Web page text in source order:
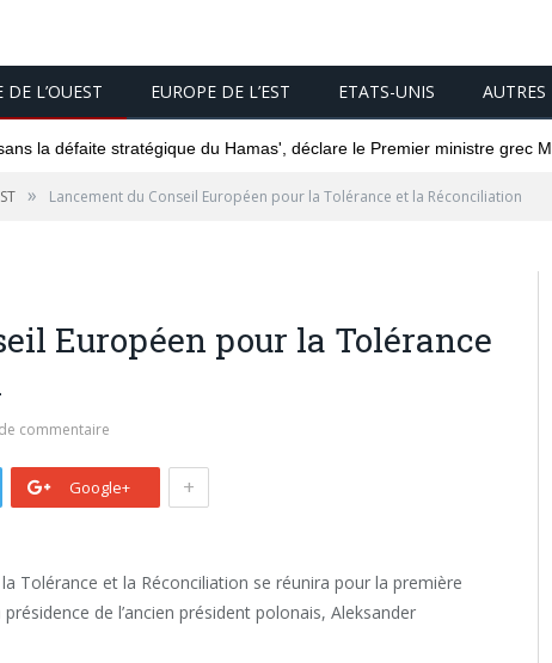
DE L’OUEST EUROPE DE L’EST ETATS-UNIS AUTRES
la défaite stratégique du Hamas', déclare le Premier ministre grec
» Lancement du Conseil Européen pour la Tolérance et la Réconciliation
Européen pour la Tolérance
commentaire
Google+ +
Tolérance et la Réconciliation se réunira pour la première
de l’ancien président polonais, Aleksander